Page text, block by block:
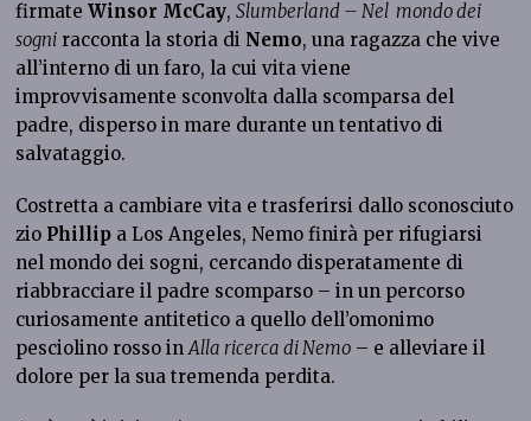
firmateWinsor McCay,Slumberland – Nel mondo dei
sogni racconta la storia di Nemo, una ragazza che vive
all’interno di un faro, la cui vita viene
improvvisamente sconvolta dalla scomparsa del
padre, disperso in mare durante un tentativo di
salvataggio.
Costretta a cambiare vita e trasferirsi dallo sconosciuto
zio Phillip a Los Angeles, Nemo finirà per rifugiarsi
nel mondo dei sogni, cercando disperatamente di
riabbracciare il padre scomparso – in un percorso
curiosamente antitetico a quello dell’omonimo
pesciolino rosso inAlla ricerca di Nemo – e alleviare il
dolore per la sua tremenda perdita.